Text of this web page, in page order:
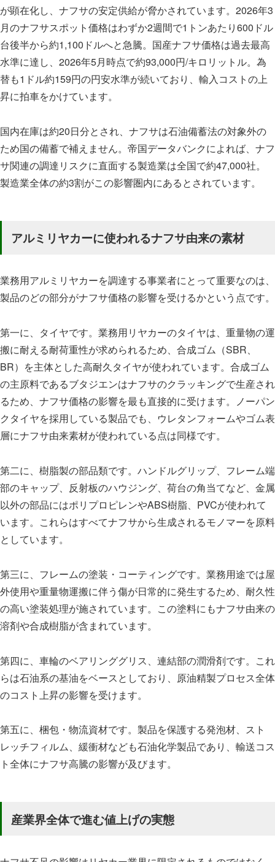
が顕在化し、ナフサの安定供給が脅かされています。2026年3
月のナフサスポット価格はわずか2週間で1トンあたり600ドル
台後半から約1,100ドルへと急騰。国産ナフサ価格は過去最高
水準に達し、2026年5月時点で約93,000円/キロリットル。為
替も1ドル約159円の円安水準が続いており、輸入コストの上
昇に拍車をかけています。
国内在庫は約20日分とされ、ナフサは石油備蓄法の対象外の
ため国の備蓄で補えません。帝国データバンクによれば、ナフ
サ関連の調達リスクに直面する製造業は全国で約47,000社。
製造業全体の約3割がこの影響圏内にあるとされています。
アルミリヤカーに使われるナフサ由来の素材
業務用アルミリヤカーを調達する事業者にとって重要なのは、
製品のどの部分がナフサ価格の影響を受けるかという点です。
第一に、タイヤです。業務用リヤカーのタイヤは、重量物の運
搬に耐える耐荷重性が求められるため、合成ゴム（SBR、
BR）を主体とした高耐久タイヤが使われています。合成ゴム
の主原料であるブタジエンはナフサのクラッキングで生産され
るため、ナフサ価格の影響を最も直接的に受けます。ノーパン
クタイヤを採用している製品でも、ウレタンフォームやゴム表
層にナフサ由来素材が使われている点は同様です。
第二に、樹脂製の部品類です。ハンドルグリップ、フレーム端
部のキャップ、反射板のハウジング、荷台の角当てなど、金属
以外の部品にはポリプロピレンやABS樹脂、PVCが使われて
います。これらはすべてナフサから生成されるモノマーを原料
としています。
第三に、フレームの塗装・コーティングです。業務用途では屋
外使用や重量物運搬に伴う傷が日常的に発生するため、耐久性
の高い塗装処理が施されています。この塗料にもナフサ由来の
溶剤や合成樹脂が含まれています。
第四に、車輪のベアリンググリス、連結部の潤滑剤です。これ
らは石油系の基油をベースとしており、原油精製プロセス全体
のコスト上昇の影響を受けます。
第五に、梱包・物流資材です。製品を保護する発泡材、スト
レッチフィルム、緩衝材なども石油化学製品であり、輸送コス
ト全体にナフサ高騰の影響が及びます。
産業界全体で進む値上げの実態